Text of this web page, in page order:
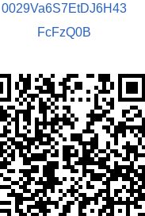
0029Va6S7EtDJ6H43
FcFzQ0B